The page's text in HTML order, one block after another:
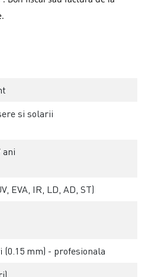
si solarii
ani
EVA, IR, LD, AD, ST)
(0.15 mm) - profesionala